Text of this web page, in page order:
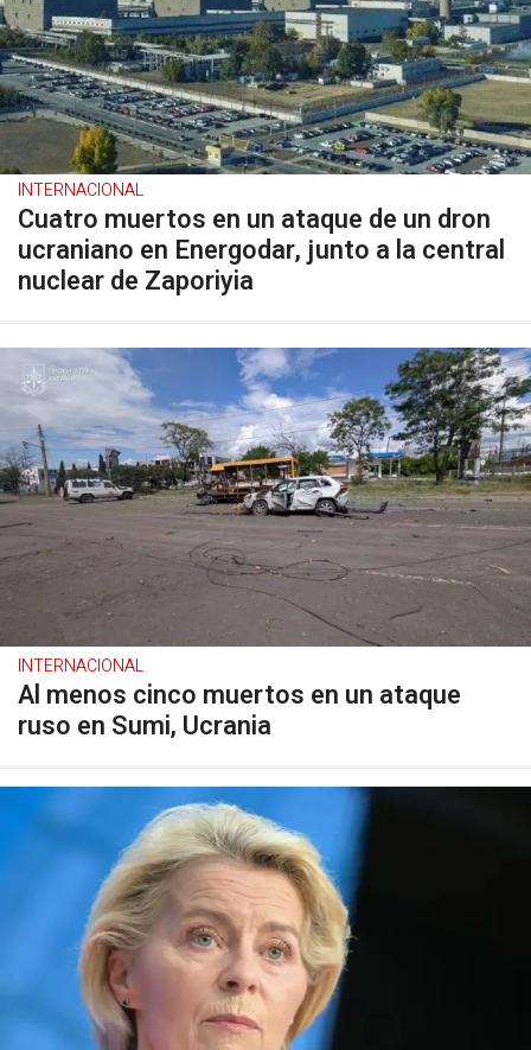
INTERNACIONAL
Cuatro muertos en un ataque de un dron
ucraniano en Energodar, junto a la central
nuclear de Zaporiyia
INTERNACIONAL
Al menos cinco muertos en un ataque
ruso en Sumi, Ucrania